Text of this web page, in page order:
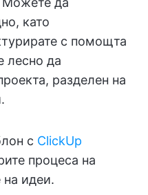
като
с помощта
лесно да
разделен на
с ClickUp
процеса на
на идеи.